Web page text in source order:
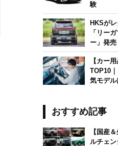
験
HKSが
「リー
ー」発
インを両
【カー
TOP10
気モデル
おすすめ記事
【国産
ルチェン